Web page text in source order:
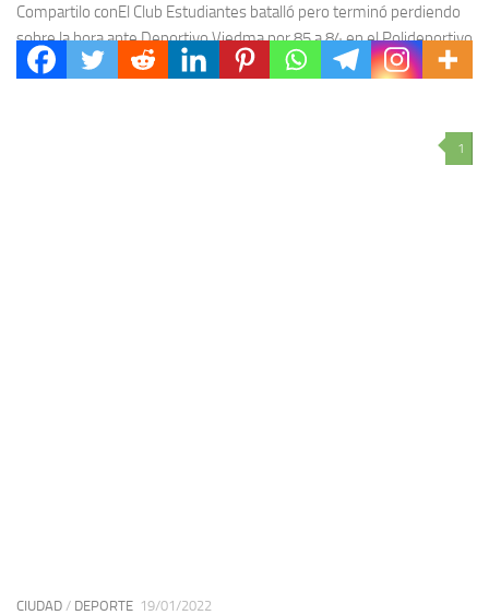
Compartilo conEl Club Estudiantes batalló pero terminó perdiendo
sobre la hora ante Deportivo Viedma por 85 a 84 en el Polideportivo
Ángel Cayetano Árias. Martín...
1
CIUDAD / DEPORTE 19/01/2022